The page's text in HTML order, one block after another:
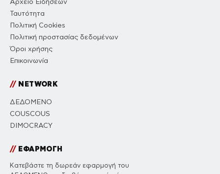
Αρχείο Ειδήσεων
Ταυτότητα
Πολιτική Cookies
Πολιτική προστασίας δεδομένων
Όροι χρήσης
Επικοινωνία
//NETWORK
ΔΕΔΟΜΕΝΟ
COUSCOUS
DIMOCRACY
//ΕΦΑΡΜΟΓΗ
Κατεβάστε τη δωρεάν εφαρμογή του